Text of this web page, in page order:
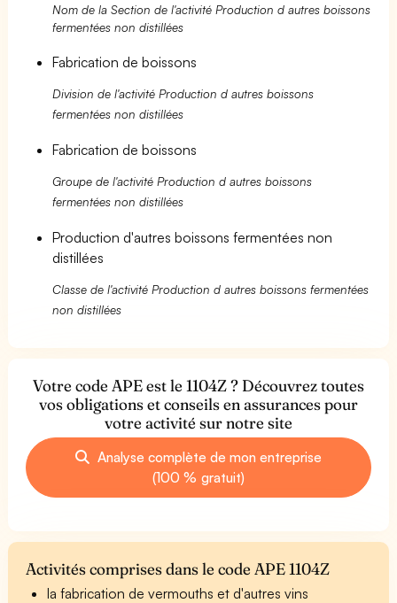
Nom de la Section de l'activité Production d autres boissons
fermentées non distillées
Fabrication de boissons
Division de l'activité Production d autres boissons
fermentées non distillées
Fabrication de boissons
Groupe de l'activité Production d autres boissons
fermentées non distillées
Production d'autres boissons fermentées non
distillées
Classe de l'activité Production d autres boissons fermentées
non distillées
Votre code APE est le 1104Z ? Découvrez toutes
vos obligations et conseils en assurances pour
votre activité sur notre site
Analyse complète de mon entreprise
(100 % gratuit)
Activités comprises dans le code APE 1104Z
la fabrication de vermouths et d'autres vins